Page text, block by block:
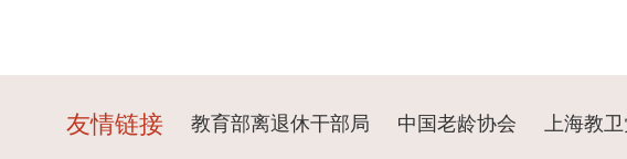
友情链接 教育部离退休干部局 中国老龄协会 上海教